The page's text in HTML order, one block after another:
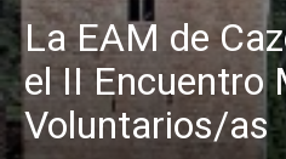
La EAM de
el II Encuentro
Voluntarios/as